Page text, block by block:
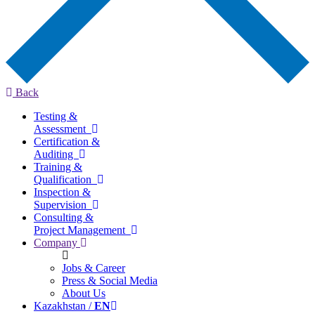
Back
Testing &
Assessment
Certification &
Auditing
Training &
Qualification
Inspection &
Supervision
Consulting &
Project Management
Company
Jobs & Career
Press & Social Media
About Us
Kazakhstan /EN